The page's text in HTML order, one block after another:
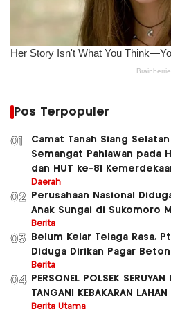
Pos Terpopuler
01
Camat Tanah Siang
Semangat Pahlawan pada
dan HUT ke-81
Daerah
02
Perusahaan Nasional
Anak Sungai di Sukomoro
Berita
03
Belum Kelar Telaga Rasa,
Diduga Dirikan Pagar
Berita
04
PERSONEL POLSEK
TANGANI KEBAKARAN
Berita Utama